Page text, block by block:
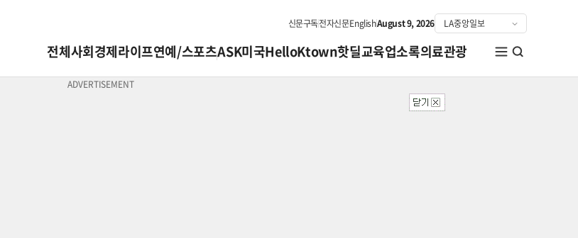
신문구독전자신문EnglishAugust 9, 2026
전체사회경제라이프연예/스포츠ASK미국HelloKtown핫딜교육업소록의료관광